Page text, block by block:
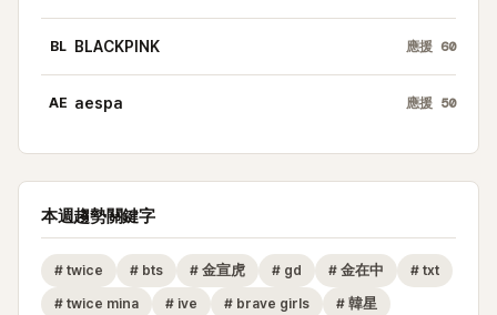
BL BLACKPINK 應援 60
AE aespa 應援 50
本週趨勢關鍵字
# twice # bts # 金宣虎 # gd # 金在中 # txt
# twice mina # ive # brave girls # 韓星